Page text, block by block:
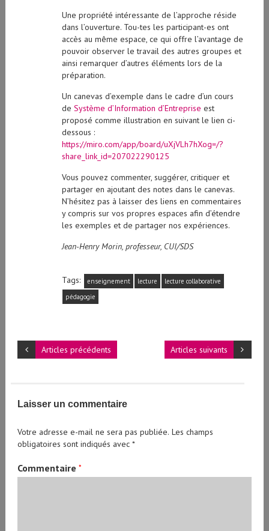
Une propriété intéressante de l’approche réside
dans l’ouverture. Tou-tes les participant-es ont
accès au même espace, ce qui offre l’avantage de
pouvoir observer le travail des autres groupes et
ainsi remarquer d’autres éléments lors de la
préparation.
Un canevas d’exemple dans le cadre d’un cours
de Système d’Information d’Entreprise est
proposé comme illustration en suivant le lien ci-
dessous :
https://miro.com/app/board/uXjVLh7hXog=/?
share_link_id=207022290125
Vous pouvez commenter, suggérer, critiquer et
partager en ajoutant des notes dans le canevas.
N’hésitez pas à laisser des liens en commentaires
y compris sur vos propres espaces afin d’étendre
les exemples et de partager nos expériences.
Jean-Henry Morin, professeur, CUI/SDS
Tags: enseignement lecture
lecture collaborative
pédagogie
Articles suivants
Articles précédents
Laisser un commentaire
Votre adresse e-mail ne sera pas publiée. Les champs
obligatoires sont indiqués avec*
Commentaire*